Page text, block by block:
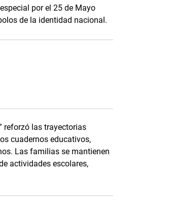
por el 25 de Mayo
de la identidad nacional.
reforzó las trayectorias
cuadernos educativos,
Las familias se mantienen
actividades escolares,